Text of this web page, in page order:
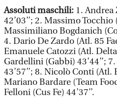
Assoluti maschili: 1.
42’03’’; 2. Massimo Tocchio
Massimiliano Bogdanich
4. Dario De Zardo (Atl. 85
Emanuele Catozzi (Atl.
Gardellini (Gabbi) 43’44’’;
43’57’’; 8. Nicolò Conti (Atl.
Mariano Bardare (Team
Felloni (Cus Fe) 44’37’’.